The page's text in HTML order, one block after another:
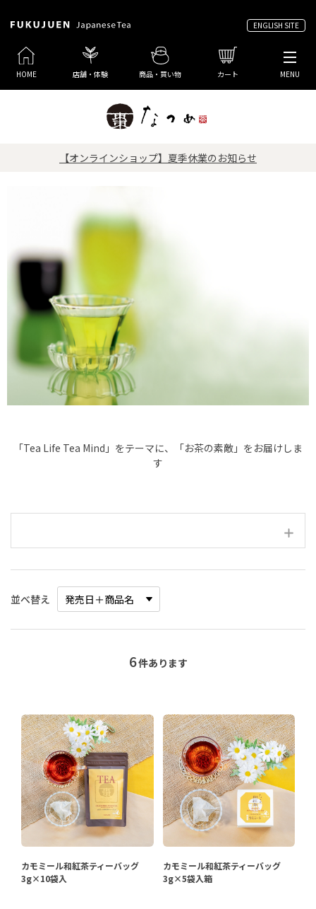
ENGLISH SITE
HOME 店舗・体験 商品・買い物 カート MENU
【オンラインショップ】夏季休業のお知らせ
「Tea Life Tea Mind」をテーマに、「お茶の素敵」をお届けしま
す
並べ替え
6件あります
カモミール和紅茶ティーバッグ
3g×10袋入
カモミール和紅茶ティーバッグ
3g×5袋入箱